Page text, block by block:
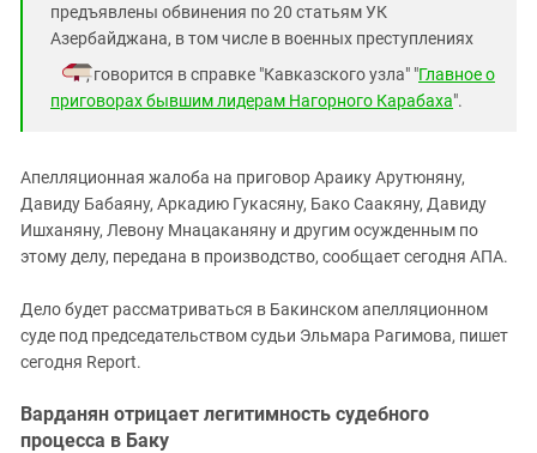
предъявлены обвинения по 20 статьям УК
Азербайджана, в том числе в военных преступлениях
, говорится в справке "Кавказского узла" "Главное о
приговорах бывшим лидерам Нагорного Карабаха".
Апелляционная жалоба на приговор Араику Арутюняну,
Давиду Бабаяну, Аркадию Гукасяну, Бако Саакяну, Давиду
Ишханяну, Левону Мнацаканяну и другим осужденным по
этому делу, передана в производство, сообщает сегодня AПA.
Дело будет рассматриваться в Бакинском апелляционном
суде под председательством судьи Эльмара Рагимова, пишет
сегодня Report.
Варданян отрицает легитимность судебного
процесса в Баку